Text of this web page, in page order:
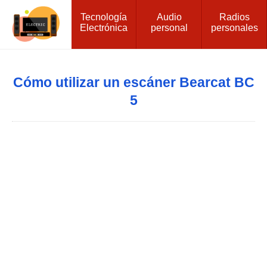
Tecnología
Electrónica
Audio
personal
Radios
personales
Cómo utilizar un escáner Bearcat BC
5